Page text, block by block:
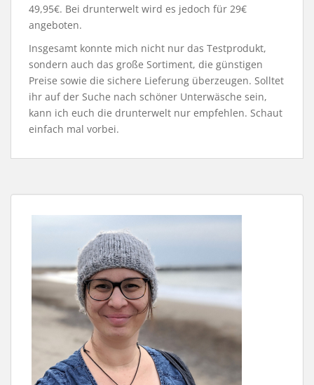
49,95€. Bei drunterwelt wird es jedoch für 29€
angeboten.
Insgesamt konnte mich nicht nur das Testprodukt,
sondern auch das große Sortiment, die günstigen
Preise sowie die sichere Lieferung überzeugen. Solltet
ihr auf der Suche nach schöner Unterwäsche sein,
kann ich euch die drunterwelt nur empfehlen. Schaut
einfach mal vorbei.